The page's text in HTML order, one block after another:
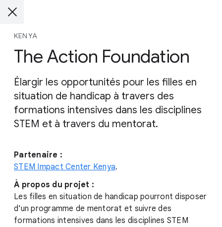
KENYA
The Action Foundation
Élargir les opportunités pour les filles en
situation de handicap à travers des
formations intensives dans les disciplines
STEM et à travers du mentorat.
Partenaire :
STEM Impact Center Kenya.
À propos du projet :
Les filles en situation de handicap pourront disposer
d'un programme de mentorat et suivre des
formations intensives dans les disciplines STEM